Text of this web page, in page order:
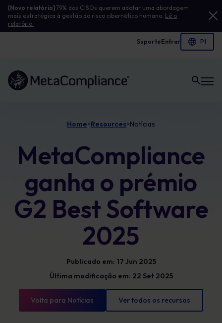
[Novo relatório]79% dos CISOs querem adotar uma abordagem
mais estratégica à gestão do risco cibernético humano. Lê o
relatório.
SuporteEntrar
Ligação à página inicial
Home>Resources>Notícias
MetaCompliance
ganha o prémio
G2 Best Software
2025
Publicado em: 17 Jun 2025
Última modificação em: 22 Set 2025
Volta para Notícias Ver todos os recursos